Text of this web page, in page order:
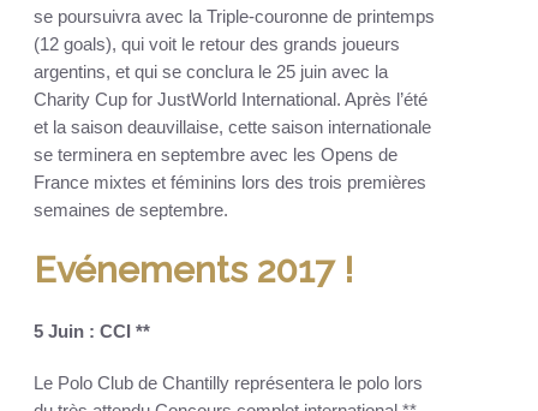
se poursuivra avec la Triple-couronne de printemps
(12 goals), qui voit le retour des grands joueurs
argentins, et qui se conclura le 25 juin avec la
Charity Cup for JustWorld International. Après l’été
et la saison deauvillaise, cette saison internationale
se terminera en septembre avec les Opens de
France mixtes et féminins lors des trois premières
semaines de septembre.
Evénements 2017 !
5 Juin : CCI **
Le Polo Club de Chantilly représentera le polo lors